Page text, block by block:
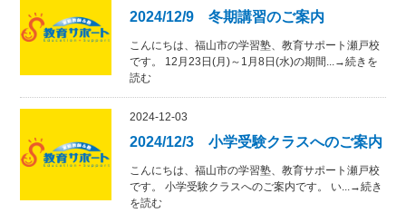
2024/12/9 冬期講習のご案内
こんにちは、福山市の学習塾、教育サポート瀬戸校
です。 12月23日(月)～1月8日(水)の期間...→続きを
読む
2024-12-03
2024/12/3 小学受験クラスへのご案内
こんにちは、福山市の学習塾、教育サポート瀬戸校
です。 小学受験クラスへのご案内です。 い...→続き
を読む